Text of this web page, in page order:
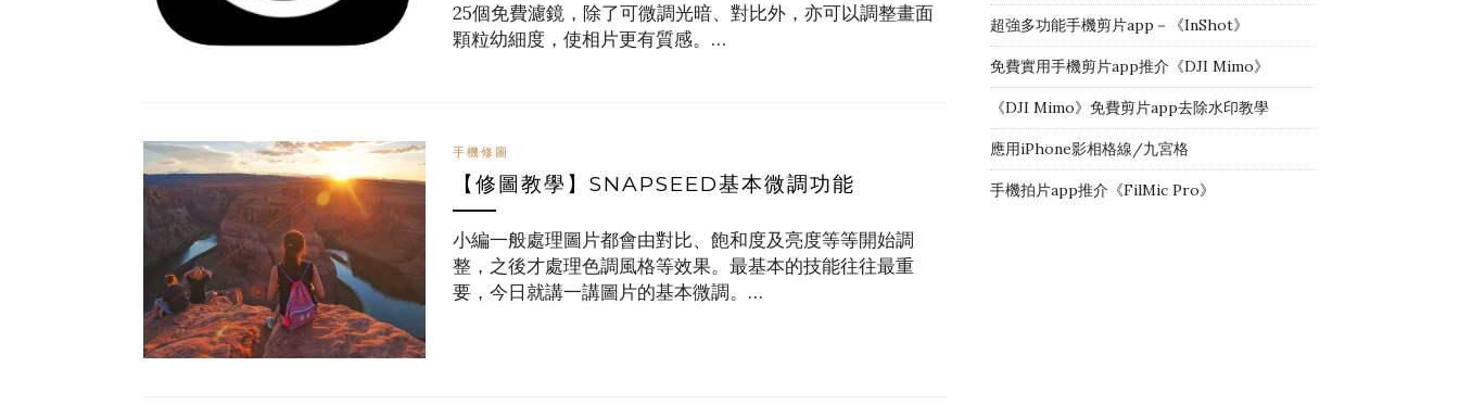
25個免費濾鏡，除了可微調光暗、對比外，亦可以調整畫面
顆粒幼細度，使相片更有質感。…
手機修圖
【修圖教學】SNAPSEED基本微調功能
小編一般處理圖片都會由對比、飽和度及亮度等等開始調
整，之後才處理色調風格等效果。最基本的技能往往最重
要，今日就講一講圖片的基本微調。…
超強多功能手機剪片app－《InShot》
免費實用手機剪片app推介《DJI Mimo》
《DJI Mimo》免費剪片app去除水印教學
應用iPhone影相格線/九宮格
手機拍片app推介《FilMic Pro》